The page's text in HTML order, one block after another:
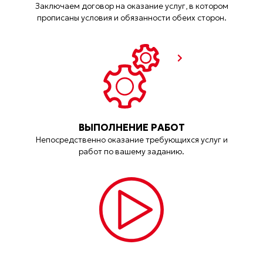
Заключаем договор на оказание услуг, в котором
прописаны условия и обязанности обеих сторон.
ВЫПОЛНЕНИЕ РАБОТ
Непосредственно оказание требующихся услуг и
работ по вашему заданию.